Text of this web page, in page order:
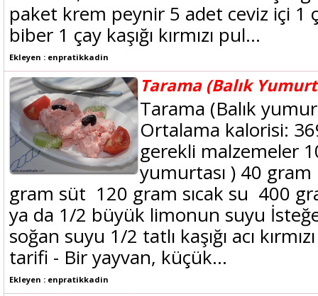
paket krem peynir 5 adet ceviz içi 1
biber 1 çay kaşığı kırmızı pul...
Ekleyen : enpratikkadin
Tarama (Balık
Tarama (Balık
Ortalama kalorisi:
gerekli malzemeler
yumurtası ) 40
gram süt 120 gram sıcak su 400
ya da 1/2 büyük limonun suyu İsteğe
soğan suyu 1/2 tatlı kaşığı acı
tarifi - Bir yayvan, küçük...
Ekleyen : enpratikkadin